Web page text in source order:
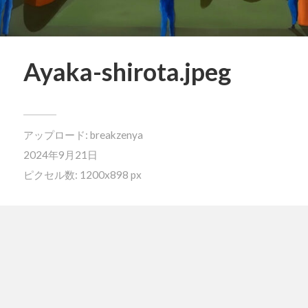
Ayaka-shirota.jpeg
アップロード: breakzenya
2024年9月21日
ピクセル数: 1200x898 px